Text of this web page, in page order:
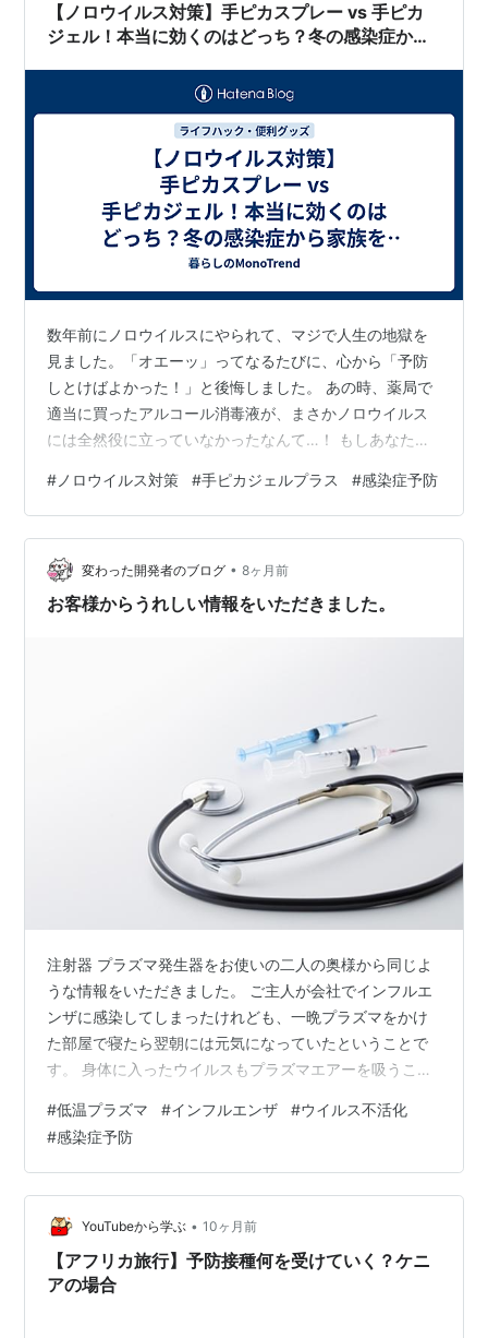
【ノロウイルス対策】手ピカスプレー vs 手ピカ
ジェル！本当に効くのはどっち？冬の感染症から
数年前にノロウイルスにやられて、マジで人生の地獄を
見ました。「オエーッ」ってなるたびに、心から「予防
しとけばよかった！」と後悔しました。 あの時、薬局で
適当に買ったアルコール消毒液が、まさかノロウイルス
には全然役に立っていなかったなんて…！ もしあなたが
買うべきか迷っているなら、この記事で答えが見つかる
と嬉しいです。 1. 知らないと無意味！ノロウイルスに
「一般的なアルコール消毒」が効かない理由 ノロウイル
スの話になると、よく聞くのが「アルコール消毒は効か
ない」という話。これ、本当なんです。 なぜ効かないか
# ノロウイルス対策 #手ピカジェルプラス #感染症予防
変わった開発者のブログ • 8ヶ月前
お客様からうれしい情報をいただきました。
注射器 プラズマ発生器をお使いの二人の奥様から同じよ
うな情報をいただきました。 ご主人が会社でインフルエ
ンザに感染してしまったけれども、一晩プラズマをかけ
た部屋で寝たら翌朝には元気になっていたということで
す。 身体に入ったウイルスもプラズマエアーを吸うこと
ない現象です。 今後も同じような情報がいただけるよう
であれば、おそらく推論は当たっていると考えてよいの
だと思います。
#低温プラズマ #インフルエンザ #ウイルス不活化
#感染症予防
YouTubeから学ぶ • 10ヶ月前
【アフリカ旅行】予防接種何を受けていく？ケニ
アの場合